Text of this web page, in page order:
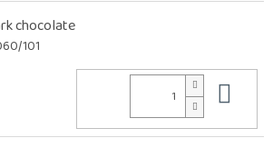
chocolate
101